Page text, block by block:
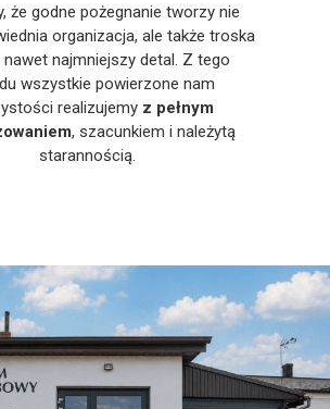
że godne pożegnanie tworzy nie
organizacja, ale także troska
nawet najmniejszy detal. Z tego
wszystkie powierzone nam
realizujemy z pełnym
, szacunkiem i należytą
starannością.